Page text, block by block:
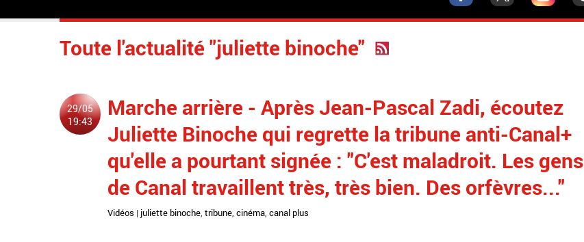
Toute l'actualité "juliette binoche"
29/05
19:43
Marche arrière - Après Jean-Pascal Zadi, écoutez
Juliette Binoche qui regrette la tribune anti-Canal+
qu'elle a pourtant signée : "C'est maladroit. Les gens
de Canal travaillent très, très bien. Des orfèvres..."
Vidéos | juliette binoche, tribune, cinéma, canal plus